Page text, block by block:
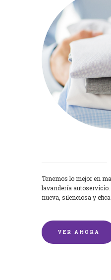
Tenemos lo mejor en
lavandería
nueva, silenciosa y
VER AHORA